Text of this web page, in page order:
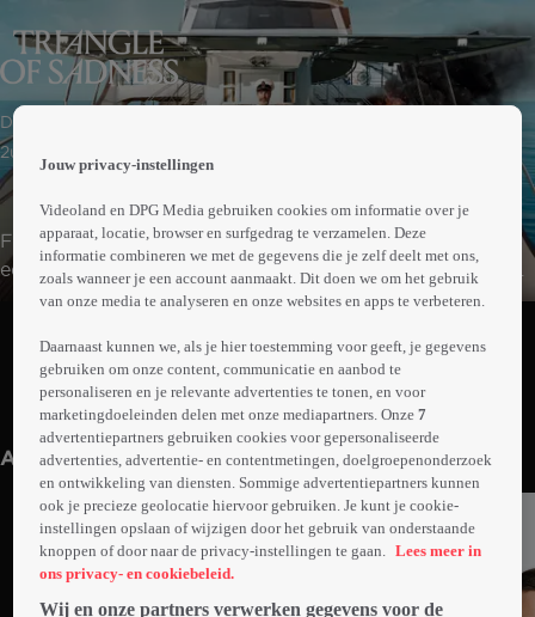
Drama | Komedie
2uur21min
Fotomodellen Carl en Yaya worden uitgenodigd voor
een luxe cruise met aan boord een bont gezelschap aan
rijke passagiers. In eerste instantie oogt alles als de
komst. De cruise eindigt catastrofaal en het koppel
strandt met de groep miljardairs en een schoonmaakster
op een onbewoond eiland. In een strijd om te overleven
wordt de hiërarchie volledig op zijn kop gezet.
Abonneren op Videoland
Meer
info
Anderen kijken ook
Jouw privacy-instellingen
Videoland en DPG Media gebruiken cookies om informatie over je
apparaat, locatie, browser en surfgedrag te verzamelen. Deze
informatie combineren we met de gegevens die je zelf deelt met ons,
zoals wanneer je een account aanmaakt. Dit doen we om het gebruik
van onze media te analyseren en onze websites en apps te verbeteren.
Daarnaast kunnen we, als je hier toestemming voor geeft, je gegevens
gebruiken om onze content, communicatie en aanbod te
personaliseren en je relevante advertenties te tonen, en voor
marketingdoeleinden delen met onze mediapartners. Onze7
advertentiepartners gebruiken cookies voor gepersonaliseerde
advertenties, advertentie- en contentmetingen, doelgroepenonderzoek
en ontwikkeling van diensten. Sommige advertentiepartners kunnen
ook je precieze geolocatie hiervoor gebruiken. Je kunt je cookie-
instellingen opslaan of wijzigen door het gebruik van onderstaande
knoppen of door naar de privacy-instellingen te gaan.
Lees meer in
ons privacy- en cookiebeleid.
Wij en onze partners verwerken gegevens voor de